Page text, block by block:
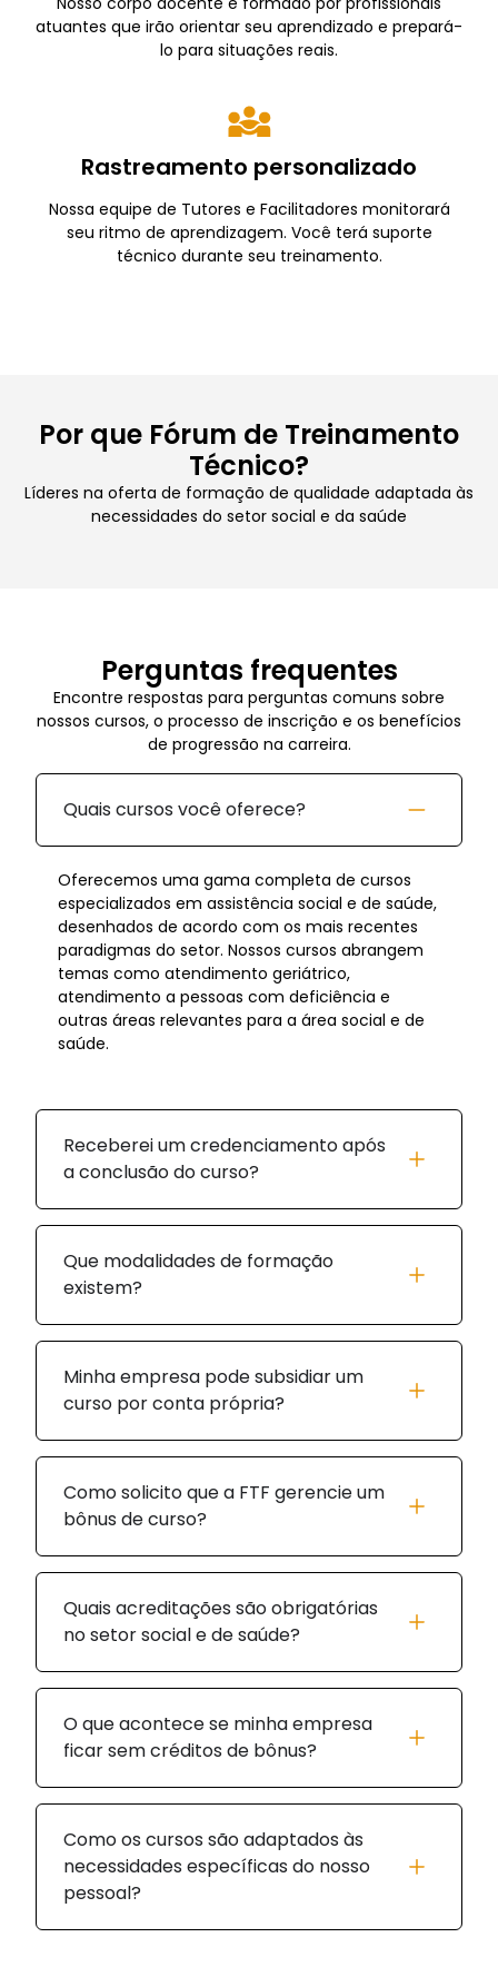
atuantes que irão orientar seu aprendizado e prepará-
lo para situações reais.
Rastreamento personalizado
Nossa equipe de Tutores e Facilitadores monitorará
seu ritmo de aprendizagem. Você terá suporte
técnico durante seu treinamento.
Por que Fórum de Treinamento
Técnico?
Líderes na oferta de formação de qualidade adaptada às
necessidades do setor social e da saúde
Perguntas frequentes
Encontre respostas para perguntas comuns sobre
nossos cursos, o processo de inscrição e os benefícios
de progressão na carreira.
Quais cursos você oferece?
Oferecemos uma gama completa de cursos
especializados em assistência social e de saúde,
desenhados de acordo com os mais recentes
paradigmas do setor. Nossos cursos abrangem
temas como atendimento geriátrico,
atendimento a pessoas com deficiência e
outras áreas relevantes para a área social e de
saúde.
Receberei um credenciamento após
a conclusão do curso?
Que modalidades de formação
existem?
Minha empresa pode subsidiar um
curso por conta própria?
Como solicito que a FTF gerencie um
bônus de curso?
Quais acreditações são obrigatórias
no setor social e de saúde?
O que acontece se minha empresa
ficar sem créditos de bônus?
Como os cursos são adaptados às
necessidades específicas do nosso
pessoal?